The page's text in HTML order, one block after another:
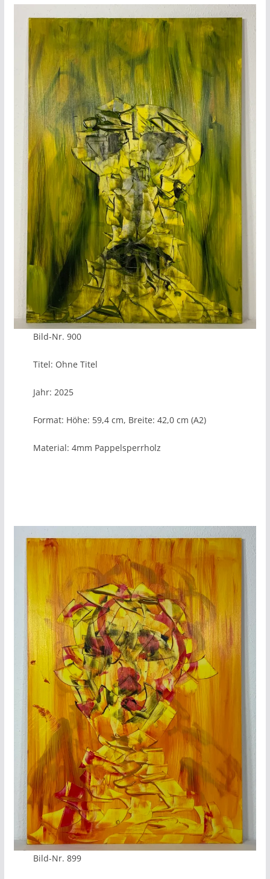
Bild-Nr. 900
Titel: Ohne Titel
Jahr: 2025
Format: Höhe: 59,4 cm, Breite: 42,0 cm (A2)
Material: 4mm Pappelsperrholz
Bild-Nr. 899